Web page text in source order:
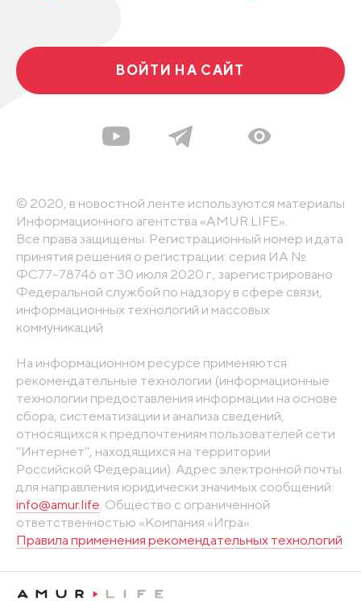
ВОЙТИ НА САЙТ
© 2020, в новостной ленте используются материалы
Информационного агентства «AMUR.LIFE».
Все права защищены. Регистрационный номер и дата
принятия решения о регистрации: серия ИА №
ФС77-78746 от 30 июля 2020 г., зарегистрировано
Федеральной службой по надзору в сфере связи,
информационных технологий и массовых
коммуникаций
На информационном ресурсе применяются
рекомендательные технологии (информационные
технологии предоставления информации на основе
сбора, систематизации и анализа сведений,
относящихся к предпочтениям пользователей сети
"Интернет", находящихся на территории
Российской Федерации). Адрес электронной почты
для направления юридически значимых сообщений:
info@amur.life. Общество с ограниченной
ответственностью «Компания «Игра».
Правила применения рекомендательных технологий